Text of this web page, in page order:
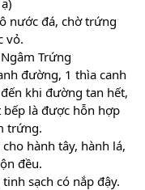
nước đá, chờ trứng
vỏ.
Trứng
đường, 1 thìa canh
khi đường tan hết,
là được hỗn hợp
trứng.
hành tây, hành lá,
đều.
sạch có nắp đậy.